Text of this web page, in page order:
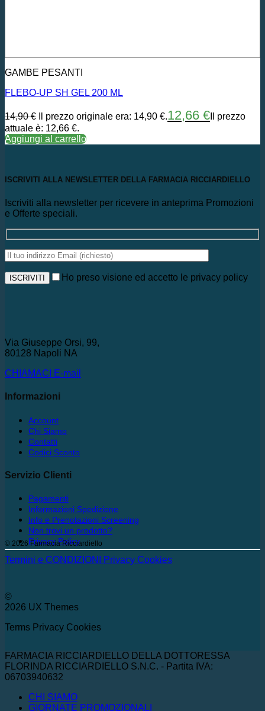
GAMBE PESANTI
FLEBO-UP SH GEL 200 ML
14,90€ Il prezzo originale era: 14,90 €.12,66 € Il prezzo
attuale è: 12,66 €.
Aggiungi al carrello
ISCRIVITI ALLA NEWSLETTER DELLA FARMACIA RICCIARDIELLO
Iscriviti alla newsletter per ricevere in anteprima Promozioni
e Offerte speciali.
Ho preso visione ed accetto le privacy policy
Via Giuseppe Orsi, 99,
80128 Napoli NA
CHIAMACI
E-mail
Informazioni
Account
Chi Siamo
Contatti
Codici Sconto
Servizio Clienti
Pagamenti
Informazioni Spedizione
Info e Prenotazioni Screening
Non trovi un prodotto?
Privacy Policy
© 2026 Farmacia Ricciardiello
Termini e CONDIZIONI Privacy Cookies
©
2026 UX Themes
Terms Privacy Cookies
FARMACIA RICCIARDIELLO DELLA DOTTORESSA
FLORINDA RICCIARDIELLO S.N.C. - Partita IVA:
06703940632
CHI SIAMO
GIORNATE PROMOZIONALI